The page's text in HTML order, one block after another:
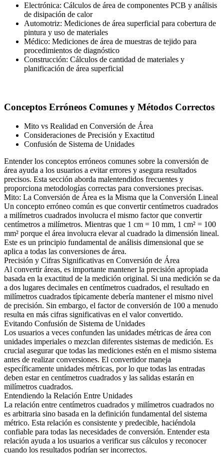
Electrónica: Cálculos de área de componentes PCB y análisis
de disipación de calor
Automotriz: Mediciones de área superficial para cobertura de
pintura y uso de materiales
Médico: Mediciones de área de muestras de tejido para
procedimientos de diagnóstico
Construcción: Cálculos de cantidad de materiales y
planificación de área superficial
Conceptos Erróneos Comunes y Métodos Correctos
Mito vs Realidad en Conversión de Área
Consideraciones de Precisión y Exactitud
Confusión de Sistema de Unidades
Entender los conceptos erróneos comunes sobre la conversión de
área ayuda a los usuarios a evitar errores y asegura resultados
precisos. Esta sección aborda malentendidos frecuentes y
proporciona metodologías correctas para conversiones precisas.
Mito: La Conversión de Área es la Misma que la Conversión Lineal
Un concepto erróneo común es que convertir centímetros cuadrados
a milímetros cuadrados involucra el mismo factor que convertir
centímetros a milímetros. Mientras que 1 cm = 10 mm, 1 cm² = 100
mm² porque el área involucra elevar al cuadrado la dimensión lineal.
Este es un principio fundamental de análisis dimensional que se
aplica a todas las conversiones de área.
Precisión y Cifras Significativas en Conversión de Área
Al convertir áreas, es importante mantener la precisión apropiada
basada en la exactitud de la medición original. Si una medición se da
a dos lugares decimales en centímetros cuadrados, el resultado en
milímetros cuadrados típicamente debería mantener el mismo nivel
de precisión. Sin embargo, el factor de conversión de 100 a menudo
resulta en más cifras significativas en el valor convertido.
Evitando Confusión de Sistema de Unidades
Los usuarios a veces confunden las unidades métricas de área con
unidades imperiales o mezclan diferentes sistemas de medición. Es
crucial asegurar que todas las mediciones estén en el mismo sistema
antes de realizar conversiones. El convertidor maneja
específicamente unidades métricas, por lo que todas las entradas
deben estar en centímetros cuadrados y las salidas estarán en
milímetros cuadrados.
Entendiendo la Relación Entre Unidades
La relación entre centímetros cuadrados y milímetros cuadrados no
es arbitraria sino basada en la definición fundamental del sistema
métrico. Esta relación es consistente y predecible, haciéndola
confiable para todas las necesidades de conversión. Entender esta
relación ayuda a los usuarios a verificar sus cálculos y reconocer
cuando los resultados podrían ser incorrectos.